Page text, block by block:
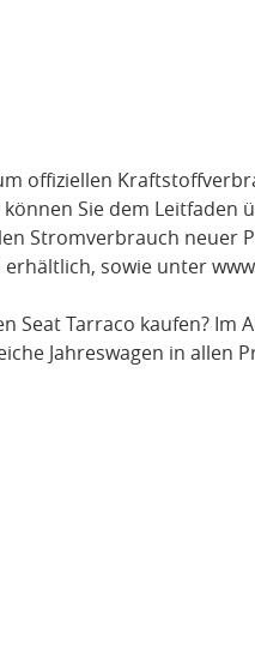
offiziellen
Sie dem Leitfaden
Stromverbrauch neuer
sowie unter
Seat Tarraco kaufen? Im
Jahreswagen in allen